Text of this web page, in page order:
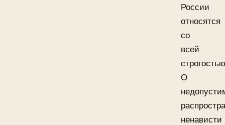
России
относятся
со
всей
О
ненависти